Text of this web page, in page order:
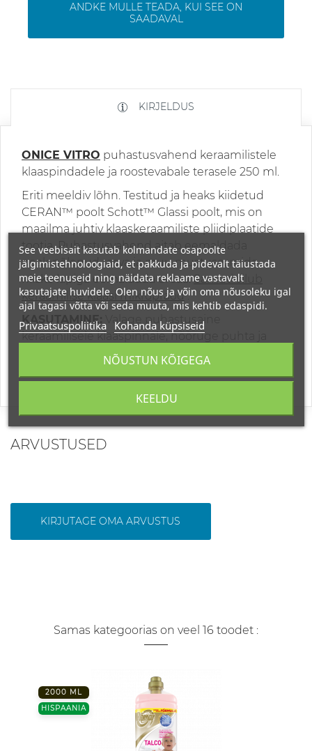
ANDKE MULLE TEADA, KUI SEE ON
SAADAVAL
KIRJELDUS
ONICE VITRO puhastusvahend keraamilistele
klaaspindadele ja roostevabale terasele 250 ml.
Eriti meeldiv lõhn. Testitud ja heaks kiidetud
CERAN™ poolt Schott™ Glassi poolt, mis on
maailma juhtiv klaaskeraamiliste pliidiplaatide
tootja. Puhastusvahend aitab eemaldada
pealepõlenud rasva ja muu mustuse, mida
niiske lapiga eemaldada ei saa.Samuti silub
keraamilise klaasi mikropraod.
KASUTAMINE:
Valage puhastusaine
keraamilisele klaaspinnale, hõõruge puhta ja
kuiva lapiga, puhastage, kuni jäägid on
ARVUSTUSED
KIRJUTAGE OMA ARVUSTUS
Samas kategoorias on veel 16 toodet :
2000 ML
HISPAANIA
See veebisait kasutab kolmandate osapoolte
jälgimistehnoloogiaid, et pakkuda ja pidevalt täiustada
meie teenuseid ning näidata reklaame vastavalt
kasutajate huvidele. Olen nõus ja võin oma nõusoleku igal
ajal tagasi võtta või seda muuta, mis kehtib edaspidi.
Privaatsuspoliitika Kohanda küpsiseid
KEELDU
NÕUSTUN KÕIGEGA